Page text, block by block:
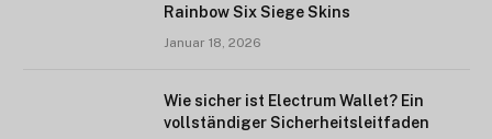
Rainbow Six Siege Skins
Januar 18, 2026
Wie sicher ist Electrum Wallet? Ein
vollständiger Sicherheitsleitfaden